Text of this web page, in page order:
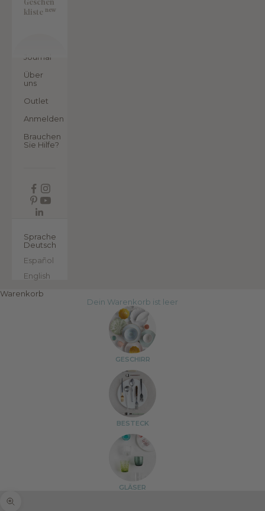
Geschen
kliste new
Journal
Über
uns
Outlet
Anmelden
Brauchen
Sie Hilfe?
Sprache
Deutsch
Español
English
Warenkorb
Dein Warenkorb ist leer
GESCHIRR
BESTECK
GLÄSER
Bild vergrößern